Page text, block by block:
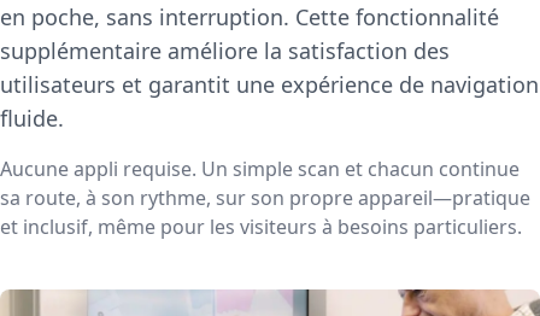
en poche, sans interruption. Cette fonctionnalité
supplémentaire améliore la satisfaction des
utilisateurs et garantit une expérience de navigation
fluide.
Aucune appli requise. Un simple scan et chacun continue
sa route, à son rythme, sur son propre appareil—pratique
et inclusif, même pour les visiteurs à besoins particuliers.